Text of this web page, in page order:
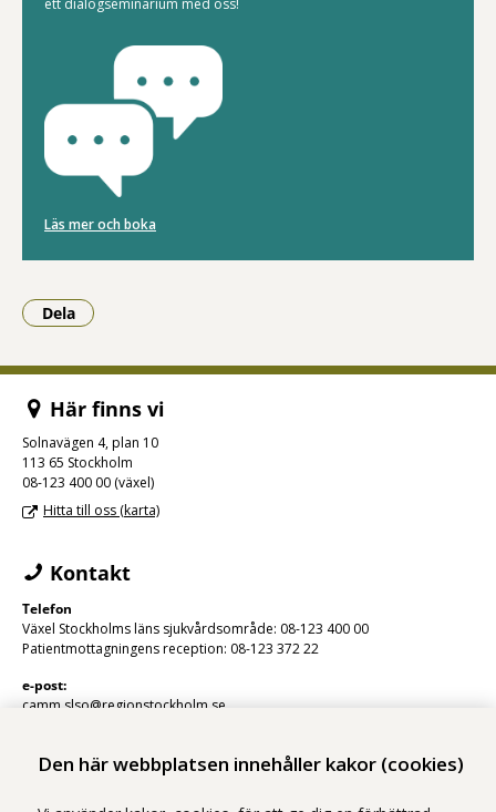
Den här webbplatsen innehåller kakor (cookies)
ett dialogseminarium med oss!
Läs mer och boka
Dela
- Klicka för att öppna delningsalternativ.
Här finns vi
Solnavägen 4, plan 10
113 65 Stockholm
08-123 400 00 (växel)
Hitta till oss (karta)
Kontakt
Telefon
Växel Stockholms läns sjukvårdsområde: 08-123 400 00
Patientmottagningens reception: 08-123 372 22
e-post:
camm.slso@regionstockholm.se